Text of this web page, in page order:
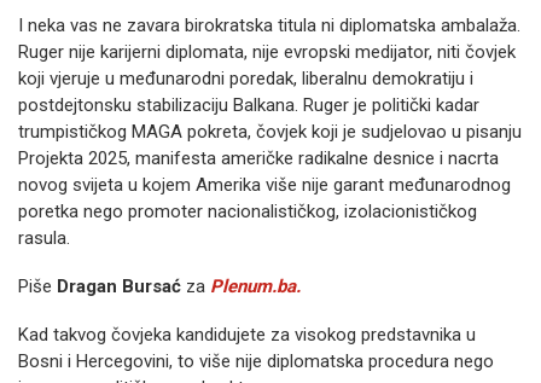
I neka vas ne zavara birokratska titula ni diplomatska ambalaža.
Ruger nije karijerni diplomata, nije evropski medijator, niti čovjek
koji vjeruje u međunarodni poredak, liberalnu demokratiju i
postdejtonsku stabilizaciju Balkana. Ruger je politički kadar
trumpističkog MAGA pokreta, čovjek koji je sudjelovao u pisanju
Projekta 2025, manifesta američke radikalne desnice i nacrta
novog svijeta u kojem Amerika više nije garant međunarodnog
poretka nego promoter nacionalističkog, izolacionističkog
rasula.
Piše Dragan Bursać za Plenum.ba.
Kad takvog čovjeka kandidujete za visokog predstavnika u
Bosni i Hercegovini, to više nije diplomatska procedura nego